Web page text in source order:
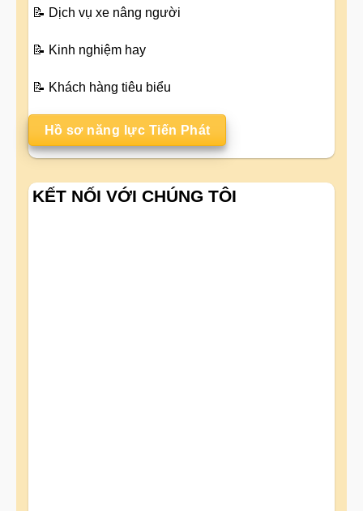
📝 Dịch vụ xe nâng người
📝 Kinh nghiệm hay
📝 Khách hàng tiêu biểu
Hồ sơ năng lực Tiến Phát
KẾT NỐI VỚI CHÚNG TÔI